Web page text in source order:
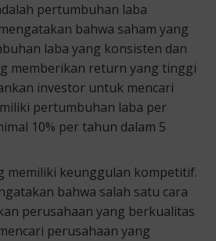
pertumbuhan laba
bahwa saham yang
laba yang konsisten dan
memberikan return yang tinggi
investor untuk mencari
pertumbuhan laba per
10% per tahun dalam 5
memiliki keunggulan kompetitif.
bahwa salah satu cara
perusahaan yang berkualitas
perusahaan yang